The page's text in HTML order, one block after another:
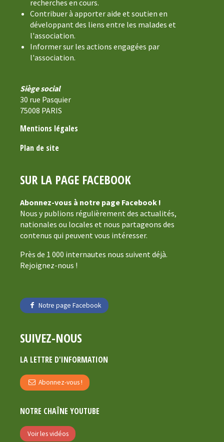
recherches en cours.
Contribuer à apporter aide et soutien en
développant des liens entre les malades et
l'association.
Informer sur les actions engagées par
l'association.
Siège social
30 rue Pasquier
75008 PARIS
Mentions légales
Plan de site
SUR LA PAGE FACEBOOK
Abonnez-vous à notre page Facebook !
Nous y publions régulièrement des actualités,
nationales ou locales et nous partageons des
contenus qui peuvent vous intéresser.
Près de 1 000 internautes nous suivent déjà.
Rejoignez-nous !
Notre page Facebook
SUIVEZ-NOUS
LA LETTRE D'INFORMATION
Abonnez-vous !
NOTRE CHAÎNE YOUTUBE
Voir les vidéos